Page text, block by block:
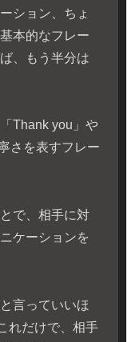
ション、ちょ
本的なフレー
、もう半分は
Thank you」や
さを表すフレー
で、相手に対
ケーションを
言っていいほ
れだけで、相手